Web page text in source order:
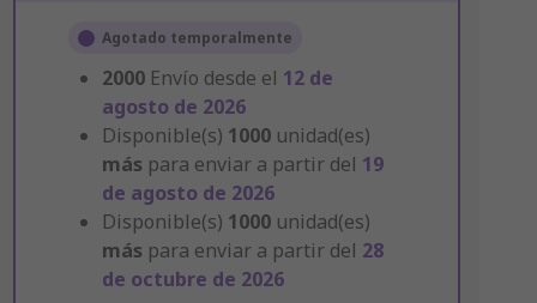
Agotado temporalmente
2000 Envío desde el 12 de
agosto de 2026
Disponible(s) 1000 unidad(es)
más para enviar a partir del 19
de agosto de 2026
Disponible(s) 1000 unidad(es)
más para enviar a partir del 28
de octubre de 2026